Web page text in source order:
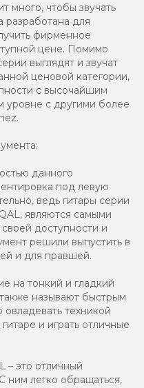
много, чтобы звучать
для
фирменное
цене. Помимо
выглядят и звучат
ценовой категории,
с высочайшим
уровне с другими более
данного
под левую
ведь гитары серии
являются самыми
доступности и
решили выпустить в
и для правшей.
на тонкий и гладкий
называют быстрым
техникой
и играть отличные
– это отличный
ним легко обращаться,